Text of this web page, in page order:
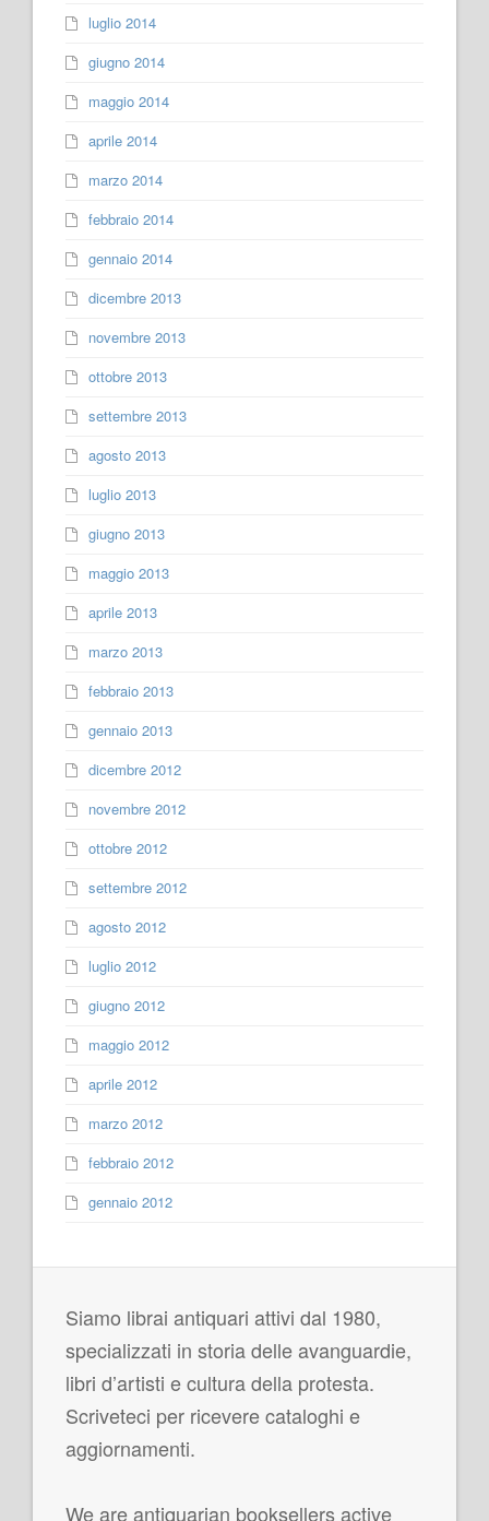
luglio 2014
giugno 2014
maggio 2014
aprile 2014
marzo 2014
febbraio 2014
gennaio 2014
dicembre 2013
novembre 2013
ottobre 2013
settembre 2013
agosto 2013
luglio 2013
giugno 2013
maggio 2013
aprile 2013
marzo 2013
febbraio 2013
gennaio 2013
dicembre 2012
novembre 2012
ottobre 2012
settembre 2012
agosto 2012
luglio 2012
giugno 2012
maggio 2012
aprile 2012
marzo 2012
febbraio 2012
gennaio 2012
Siamo librai antiquari attivi dal 1980,
specializzati in storia delle avanguardie,
libri d’artisti e cultura della protesta.
Scriveteci per ricevere cataloghi e
aggiornamenti.
We are antiquarian booksellers active